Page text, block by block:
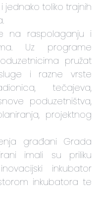
jednako toliko trajnih
na raspolaganju i
Uz programe
pružat
i razne vrste
tečajeva,
poduzetništva,
projektnog
građani Grada
imali su priliku
inkubator
inkubatora te